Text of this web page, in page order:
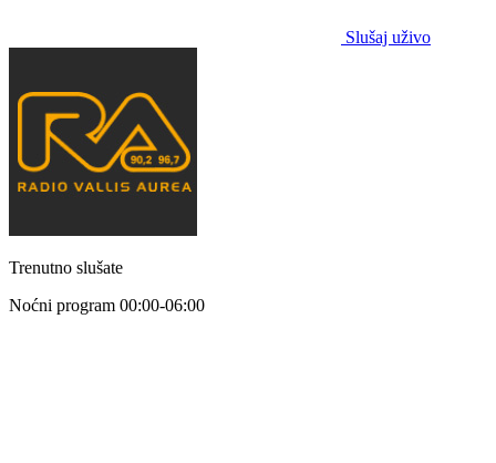
Slušaj uživo
Trenutno slušate
Noćni program 00:00-06:00